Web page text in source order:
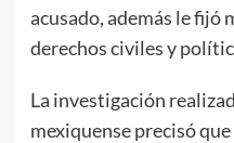
acusado, además le fijó
derechos civiles y
La investigación
mexiquense precisó